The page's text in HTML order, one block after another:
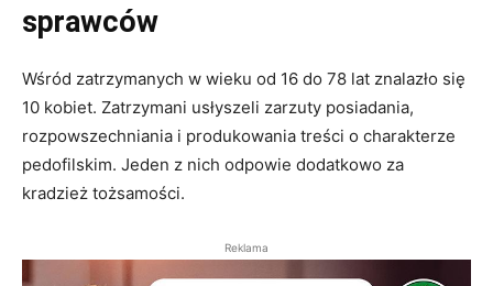
sprawców
Wśród zatrzymanych w wieku od 16 do 78 lat znalazło się
10 kobiet. Zatrzymani usłyszeli zarzuty posiadania,
rozpowszechniania i produkowania treści o charakterze
pedofilskim. Jeden z nich odpowie dodatkowo za
kradzież tożsamości.
Reklama